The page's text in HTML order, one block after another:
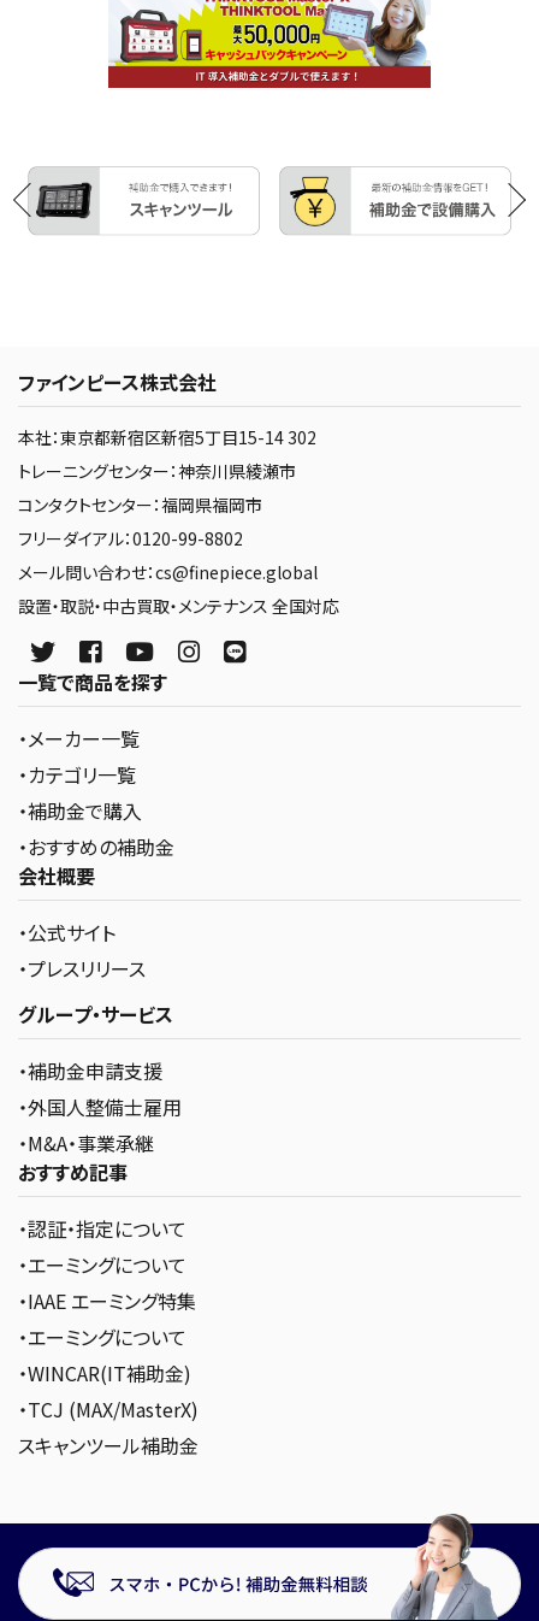
ファインピース株式会社
本社：東京都新宿区新宿5丁目15-14 302
トレーニングセンター：神奈川県綾瀬市
コンタクトセンター：福岡県福岡市
フリーダイアル：0120-99-8802
メール問い合わせ：cs@finepiece.global
設置・取説・中古買取・メンテナンス 全国対応
一覧で商品を探す
・メーカー一覧
・カテゴリ一覧
・補助金で購入
・おすすめの補助金
会社概要
・公式サイト
・プレスリリース
グループ・サービス
・補助金申請支援
・外国人整備士雇用
・M&A・事業承継
おすすめ記事
・認証・指定について
・エーミングについて
・IAAE エーミング特集
・エーミングについて
・WINCAR(IT補助金)
・TCJ (MAX/MasterX)
スキャンツール補助金